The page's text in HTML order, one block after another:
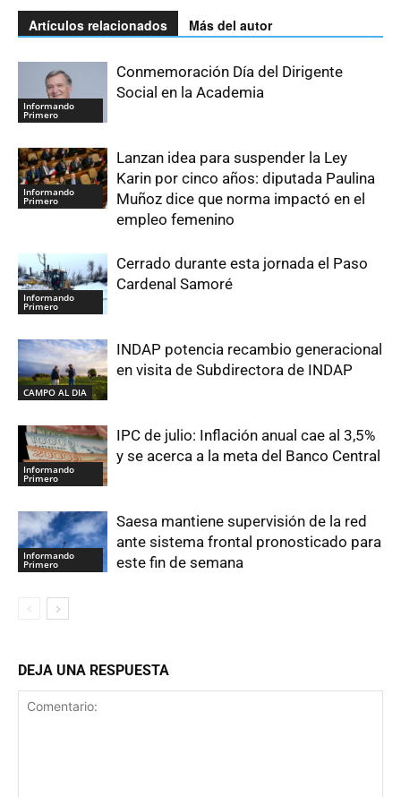
Artículos relacionados Más del autor
Informando
Primero
Conmemoración Día del Dirigente
Social en la Academia
Informando
Primero
Lanzan idea para suspender la Ley
Karin por cinco años: diputada Paulina
Muñoz dice que norma impactó en el
empleo femenino
Informando
Primero
Cerrado durante esta jornada el Paso
Cardenal Samoré
CAMPO AL DIA
INDAP potencia recambio generacional
en visita de Subdirectora de INDAP
Informando
Primero
IPC de julio: Inflación anual cae al 3,5%
y se acerca a la meta del Banco Central
Informando
Primero
Saesa mantiene supervisión de la red
ante sistema frontal pronosticado para
este fin de semana
DEJA UNA RESPUESTA